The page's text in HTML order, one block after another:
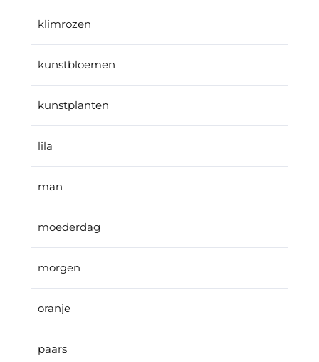
klimrozen
kunstbloemen
kunstplanten
lila
man
moederdag
morgen
oranje
paars